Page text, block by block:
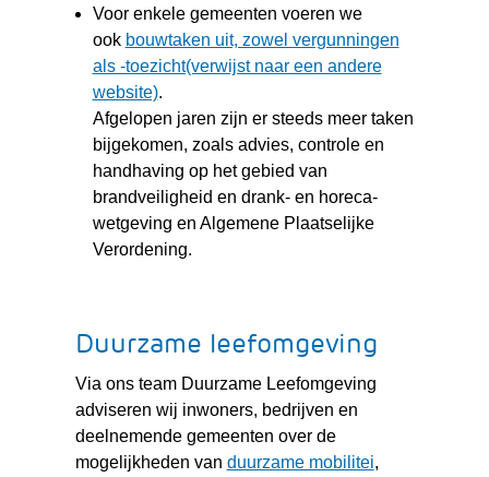
naar
een
andere
Voor enkele gemeenten voeren we
ook bouwtaken uit, zowel vergunningen
als -toezicht(verwijst naar een andere
website)(verwijst
naar
een
andere
website)
.
Afgelopen jaren zijn er steeds meer taken
bijgekomen, zoals advies, controle en
handhaving op het gebied van
brandveiligheid en drank- en horeca-
wetgeving en Algemene Plaatselijke
Verordening.
Duurzame leefomgeving
Via ons team Duurzame Leefomgeving
adviseren wij inwoners, bedrijven en
deelnemende gemeenten over de
mogelijkheden van duurzame mobilitei(verwijst
,